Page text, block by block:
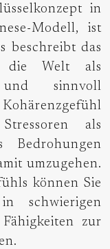
in
Modell, ist
beschreibt das
die Welt als
und sinnvoll
als
Bedrohungen
umzugehen.
können Sie
schwierigen
zur